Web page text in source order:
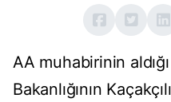
AA muhabirinin
Bakanlığının